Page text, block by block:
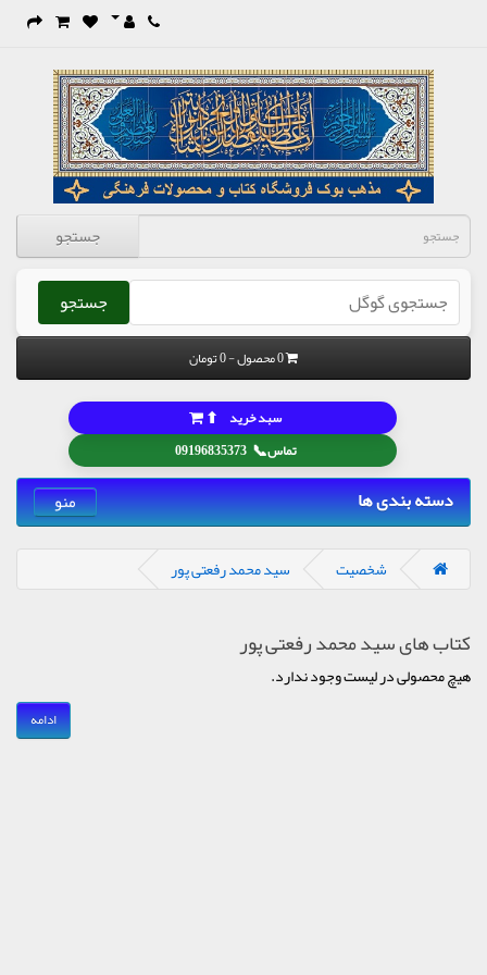
جستجو
جستجو
0 محصول - 0 تومان
تماس📞
09196835373
سبد خرید ⬆
دسته بندی ها منو
شخصیت سید محمد رفعتی پور
کتاب های سید محمد رفعتی پور
هیچ محصولی در لیست وجود ندارد.
ادامه